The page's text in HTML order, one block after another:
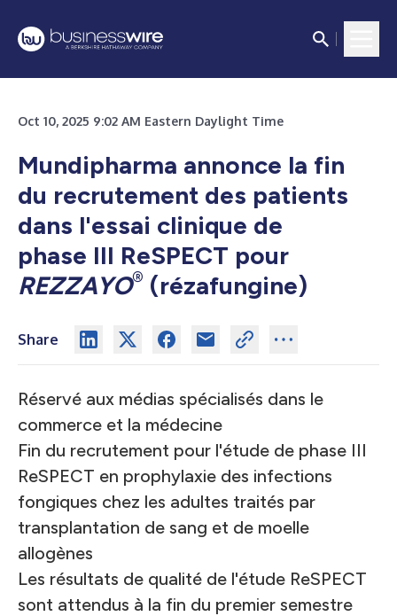
Oct 10, 2025 9:02 AM Eastern Daylight Time
Mundipharma annonce la fin
du recrutement des patients
dans l'essai clinique de
phase III ReSPECT pour
REZZAYO® (rézafungine)
Share
Réservé aux médias spécialisés dans le
commerce et la médecine
Fin du recrutement pour l'étude de phase III
ReSPECT en prophylaxie des infections
fongiques chez les adultes traités par
transplantation de sang et de moelle
allogènes
Les résultats de qualité de l'étude ReSPECT
sont attendus à la fin du premier semestre